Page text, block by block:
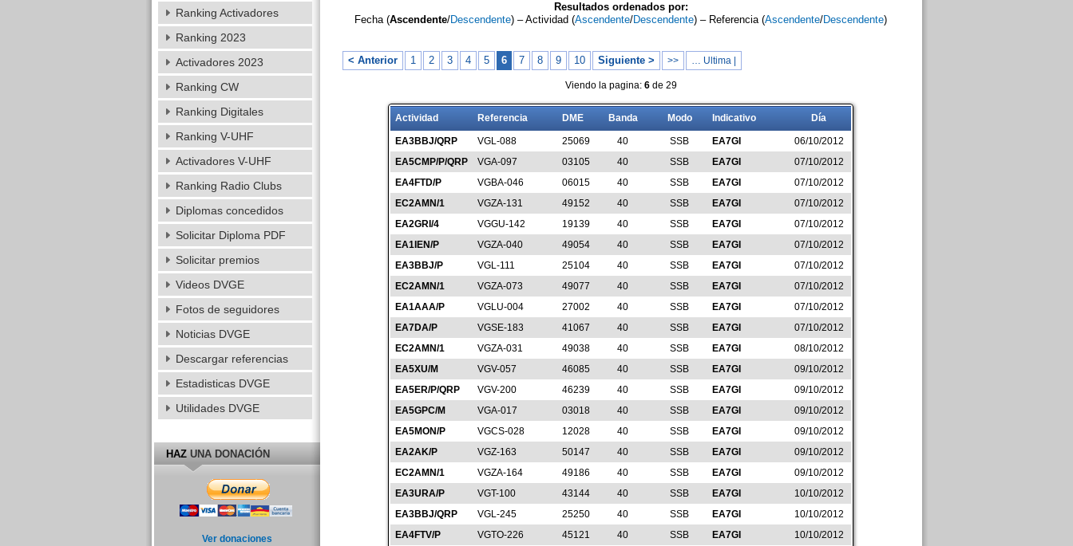
Resultados ordenados por:
Fecha (Ascendente/Descendente) – Actividad (Ascendente/Descendente) – Referencia (Ascendente/Descendente)
< Anterior 1 2 3 4 5 6 7 8 9 10 Siguiente > >> … Ultima |
Viendo la pagina: 6de 29
Actividad Referencia DME Banda Modo Indicativo Día
EA3BBJ/QRP VGL-088 25069 40 SSB EA7GI
06/10/2012
EA5CMP/P/QRP
VGA-097 03105 40 SSB EA7GI
07/10/2012
EA4FTD/P
VGBA-046 06015 40 SSB EA7GI
07/10/2012
EC2AMN/1
VGZA-131 49152 40 SSB EA7GI
07/10/2012
EA2GRI/4
VGGU-142 19139 40 SSB EA7GI
07/10/2012
EA1IEN/P
VGZA-040 49054 40 SSB EA7GI
07/10/2012
EA3BBJ/P
VGL-111 25104 40 SSB EA7GI
07/10/2012
EC2AMN/1
VGZA-073 49077 40 SSB EA7GI
07/10/2012
EA1AAA/P
VGLU-004 27002 40 SSB EA7GI
07/10/2012
EA7DA/P
VGSE-183 41067 40 SSB EA7GI
07/10/2012
EC2AMN/1
VGZA-031 49038 40 SSB EA7GI
08/10/2012
EA5XU/M
VGV-057 46085 40 SSB EA7GI
09/10/2012
EA5ER/P/QRP
VGV-200 46239 40 SSB EA7GI
09/10/2012
EA5GPC/M
VGA-017 03018 40 SSB EA7GI
09/10/2012
EA5MON/P
VGCS-028 12028 40 SSB EA7GI
09/10/2012
EA2AK/P
VGZ-163 50147 40 SSB EA7GI
09/10/2012
EC2AMN/1
VGZA-164 49186 40 SSB EA7GI
09/10/2012
EA3URA/P
VGT-100 43144 40 SSB EA7GI
10/10/2012
EA3BBJ/QRP
VGL-245 25250 40 SSB EA7GI
10/10/2012
EA4FTV/P
VGTO-226 45121 40 SSB EA7GI
10/10/2012
Ranking Activadores
Ranking 2023
Activadores 2023
Ranking CW
Ranking Digitales
Ranking V-UHF
Activadores V-UHF
Ranking Radio Clubs
Diplomas concedidos
Solicitar Diploma PDF
Solicitar premios
Videos DVGE
Fotos de seguidores
Noticias DVGE
Descargar referencias
Estadisticas DVGE
Utilidades DVGE
HAZUNA DONACIÓN
Ver donaciones